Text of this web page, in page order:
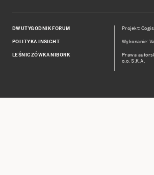
DWUTYGODNIK FORUM
POLITYKA INSIGHT
LEŚNICZÓWKA NIBORK
Projekt:
Wykonanie:
Prawa
o.o. S.K.A.